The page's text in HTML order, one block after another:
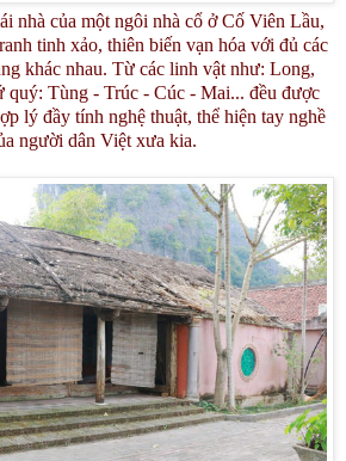
nhà của một ngôi nhà cổ ở Cố Viên Lầu,
tinh xảo, thiên biến vạn hóa với đủ các
khác nhau. Từ các linh vật như: Long,
quý: Tùng - Trúc - Cúc - Mai... đều được
lý đầy tính nghệ thuật, thể hiện tay nghề
người dân Việt xưa kia.